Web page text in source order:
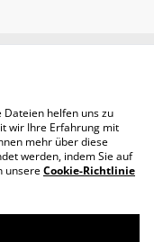
Policy
Dateien helfen uns zu
wir Ihre Erfahrung mit
mehr über diese
werden, indem Sie auf
unsereCookie-Richtlinie